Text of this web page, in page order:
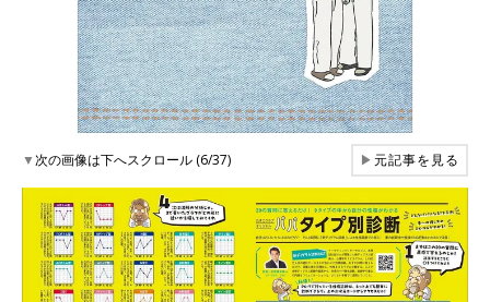
▼次の画像は下へスクロール (6/37) ▶元記事を見る